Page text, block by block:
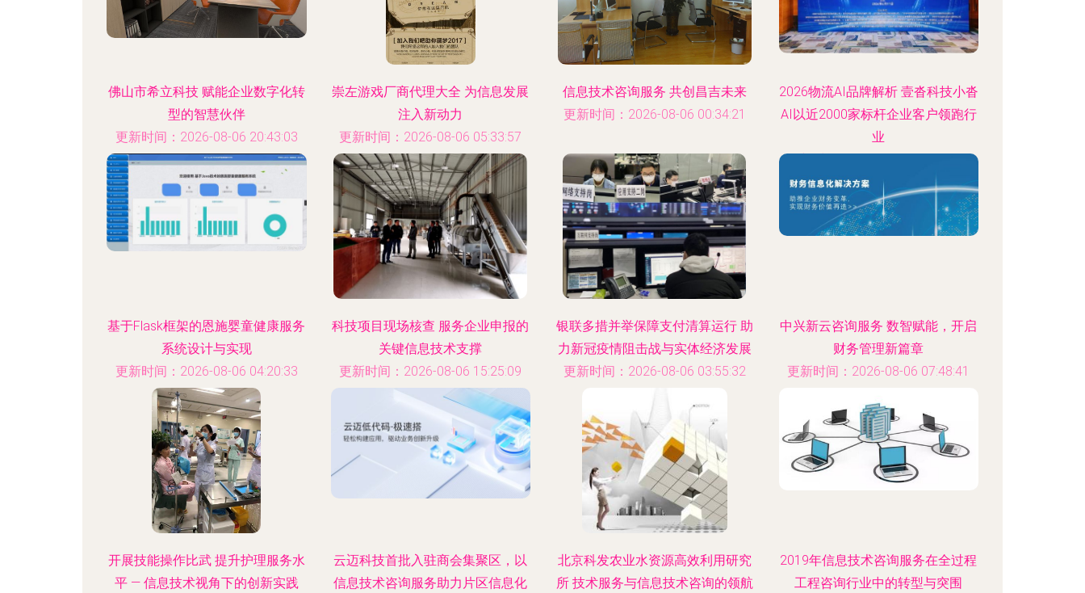
佛山市希立科技 赋能企业数字化转
型的智慧伙伴
更新时间：2026-08-06 20:43:03
崇左游戏厂商代理大全 为信息发展
注入新动力
更新时间：2026-08-06 05:33:57
信息技术咨询服务 共创昌吉未来
更新时间：2026-08-06 00:34:21
2026物流AI品牌解析 壹沓科技小沓
AI以近2000家标杆企业客户领跑行
业
基于Flask框架的恩施婴童健康服务
系统设计与实现
更新时间：2026-08-06 04:20:33
科技项目现场核查 服务企业申报的
关键信息技术支撑
更新时间：2026-08-06 15:25:09
银联多措并举保障支付清算运行 助
力新冠疫情阻击战与实体经济发展
更新时间：2026-08-06 03:55:32
中兴新云咨询服务 数智赋能，开启
财务管理新篇章
更新时间：2026-08-06 07:48:41
开展技能操作比武 提升护理服务水
平 — 信息技术视角下的创新实践
云迈科技首批入驻商会集聚区，以
信息技术咨询服务助力片区信息化
北京科发农业水资源高效利用研究
所 技术服务与信息技术咨询的领航
2019年信息技术咨询服务在全过程
工程咨询行业中的转型与突围